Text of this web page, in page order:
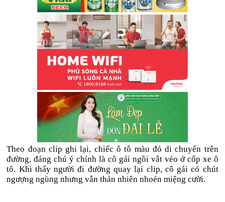
Theo đoạn clip ghi lại, chiếc ô tô màu đỏ di chuyển trên
đường, đáng chú ý chính là cô gái ngồi vắt vẻo ở cốp xe ô
tô. Khi thấy người đi đường quay lại clip, cô gái có chút
ngượng ngùng nhưng vẫn thản nhiên nhoẻn miệng cười.